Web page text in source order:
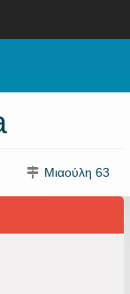
Μιαούλη 63